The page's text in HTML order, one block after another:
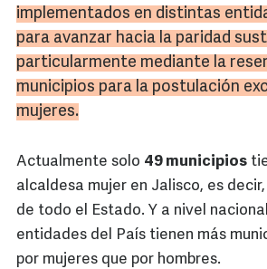
implementados en distintas
para avanzar hacia la paridad
particularmente mediante la
municipios para la postulación
mujeres.
Actualmente solo 49 municipios
alcaldesa mujer en Jalisco, es
de todo el Estado. Y a nivel
entidades del País tienen más
por mujeres que por hombres.